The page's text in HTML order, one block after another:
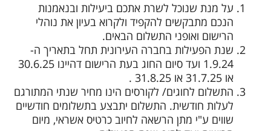
על מנת שנוכל לשרת אתכם ביעילות ובנאמנות
הנכם מתבקשים להקפיד ולקרוא בעיון את נוהלי
הרישום ואופני התשלום הבאים.
שנת הפעילות בחברה העירונית תחל בתאריך ה-
1.9.24 ועד סיום החוג בעת הרישום דהיינו 30.6.25
או 31.7.25 או 31.8.25 .
התשלום לחוגים/ לקורסים הינו מחיר שנתי המתורגם
לעלות חודשית. התשלום יתבצע בתשלומים חודשיים
שווים ע"י מתן הרשאה לחיוב כרטיס אשראי, מיום